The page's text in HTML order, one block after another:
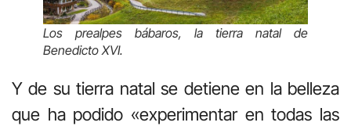
Los prealpes bábaros, la tierra natal de
Benedicto XVI.
Y de su tierra natal se detiene en la belleza
que ha podido «experimentar en todas las